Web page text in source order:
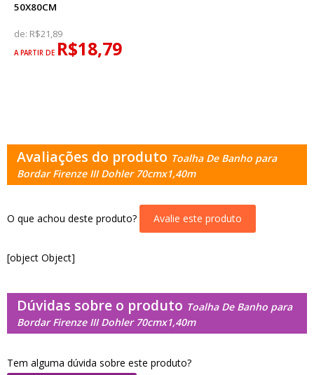
50X80CM
de: R$21,89
A PARTIR DE R$18,79
Avaliações do produto Toalha De Banho para
Bordar Firenze III Dohler 70cmx1,40m
O que achou deste produto? Avalie este produto
[object Object]
Dúvidas sobre o produto Toalha De Banho para
Bordar Firenze III Dohler 70cmx1,40m
Tem alguma dúvida sobre este produto?